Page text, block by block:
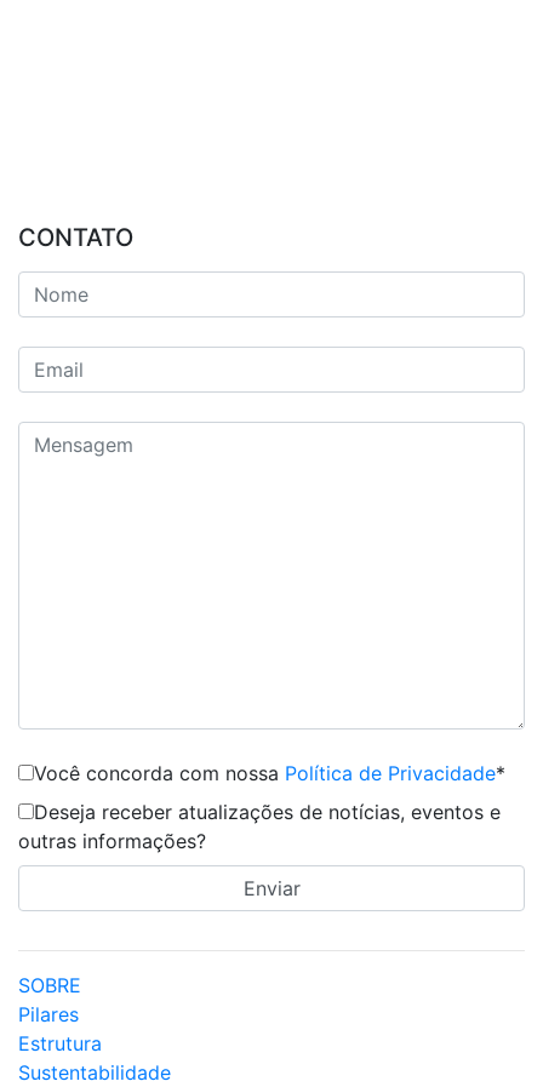
CONTATO
Você concorda com nossa Política de Privacidade*
Deseja receber atualizações de notícias, eventos e
outras informações?
SOBRE
Pilares
Estrutura
Sustentabilidade